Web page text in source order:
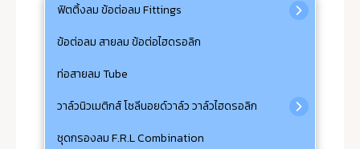
ฟิตติ้งลม ข้อต่อลม Fittings
ข้อต่อลม สายลม ข้อต่อไฮดรอลิก
ท่อสายลม Tube
วาล์วนิวเมติกส์ โซลีนอยด์วาล์ว วาล์วไฮดรอลิก
ชุดกรองลม F.R.L Combination